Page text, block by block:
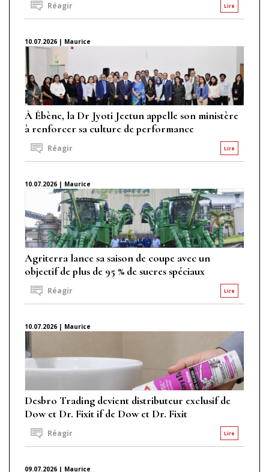
Lire
Réagir
10.07.2026 | Maurice
À Ébène, la Dr Jyoti Jeetun appelle son ministère
à renforcer sa culture de performance
Lire
Réagir
10.07.2026 | Maurice
Agriterra lance sa saison de coupe avec un
objectif de plus de 95 % de sucres spéciaux
Lire
Réagir
10.07.2026 | Maurice
Desbro Trading devient distributeur exclusif de
Dow et Dr. Fixit if de Dow et Dr. Fixit
Lire
Réagir
09.07.2026 | Maurice